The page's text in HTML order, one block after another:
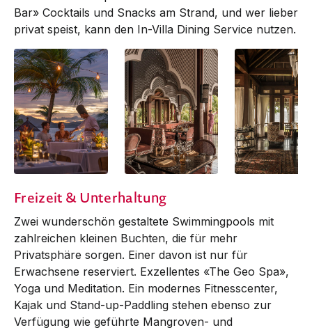
Bar» Cocktails und Snacks am Strand, und wer lieber
privat speist, kann den In-Villa Dining Service nutzen.
Freizeit & Unterhaltung
Zwei wunderschön gestaltete Swim­mingpools mit
zahlreichen kleinen Buchten, die für mehr
Privatsphäre sorgen. Einer davon ist nur für
Erwachsene reserviert. Exzellentes «The Geo Spa»,
Yoga und Meditation. Ein modernes Fitnesscenter,
Kajak und Stand-up-Paddling stehen ebenso zur
Verfügung wie geführte Mangroven- und